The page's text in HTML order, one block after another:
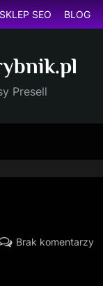
SKLEP SEO BLOG
Presell
Brak komentarzy